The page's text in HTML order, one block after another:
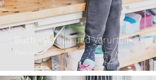
Buch «Vorbild und Vorurteil»
Portraits – Fotografie